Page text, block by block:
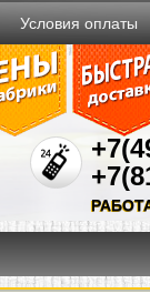
Условия оплаты